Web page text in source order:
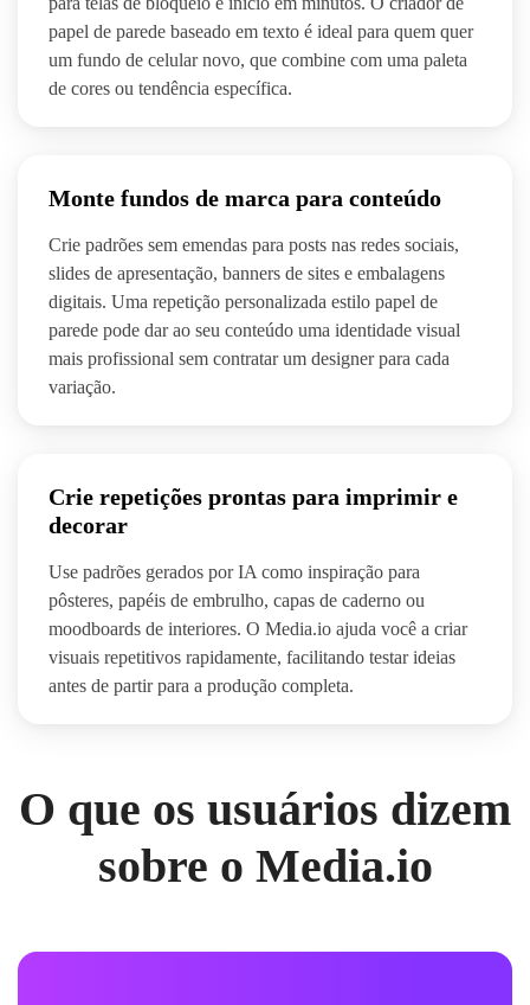
papel de parede baseado em texto é ideal para quem quer
um fundo de celular novo, que combine com uma paleta
de cores ou tendência específica.
Monte fundos de marca para conteúdo
Crie padrões sem emendas para posts nas redes sociais,
slides de apresentação, banners de sites e embalagens
digitais. Uma repetição personalizada estilo papel de
parede pode dar ao seu conteúdo uma identidade visual
mais profissional sem contratar um designer para cada
variação.
Crie repetições prontas para imprimir e
decorar
Use padrões gerados por IA como inspiração para
pôsteres, papéis de embrulho, capas de caderno ou
moodboards de interiores. O Media.io ajuda você a criar
visuais repetitivos rapidamente, facilitando testar ideias
antes de partir para a produção completa.
O que os usuários dizem
sobre o Media.io